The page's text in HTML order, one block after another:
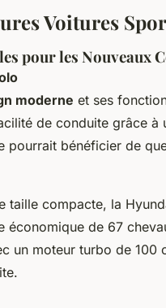
Voitures
pour les Nouveaux
moderne et ses
de conduite grâce à
pourrait bénéficier de
taille compacte, la
économique de 67
un moteur turbo de 100